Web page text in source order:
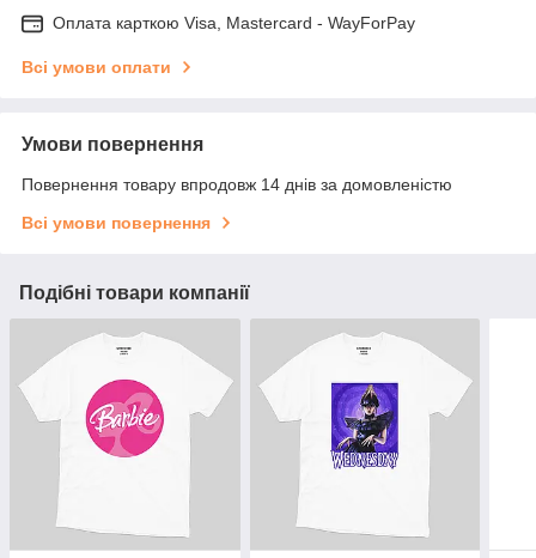
Оплата карткою Visa, Mastercard - WayForPay
Всі умови оплати
Умови повернення
Повернення товару впродовж 14 днів за домовленістю
Всі умови повернення
Подібні товари компанії